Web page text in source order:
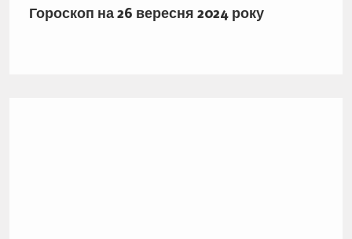
Гороскоп на 26 вересня 2024 року